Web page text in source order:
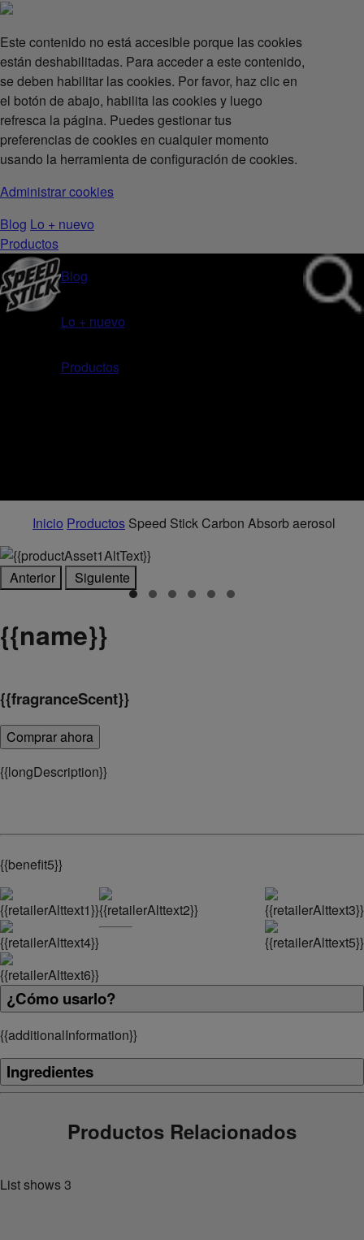
Este contenido no está accesible porque las cookies
están deshabilitadas. Para acceder a este contenido,
se deben habilitar las cookies. Por favor, haz clic en
el botón de abajo, habilita las cookies y luego
refresca la página. Puedes gestionar tus
preferencias de cookies en cualquier momento
usando la herramienta de configuración de cookies.
Administrar cookies
Blog Lo + nuevo
Productos
Blog
Lo + nuevo
Productos
Inicio Productos Speed Stick Carbon Absorb aerosol
Anterior Siguiente
{{name}}
{{fragranceScent}}
Comprar ahora
{{longDescription}}
{{benefit5}}
¿Cómo usarlo?
{{additionalInformation}}
Ingredientes
Productos Relacionados
List shows3